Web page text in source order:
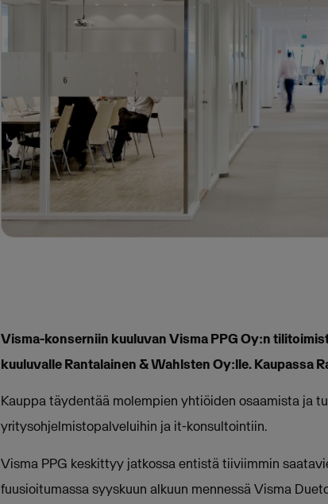
Visma-konserniin kuuluvan Visma PPG Oy:n
kuuluvalle Rantalainen & Wahlsten Oy:lle. Kaupassa
Kauppa täydentää molempien yhtiöiden osaamista ja
yritysohjelmistopalveluihin ja it-konsultointiin.
Visma PPG keskittyy jatkossa entistä tiiviimmin
fuusioitumassa syyskuun alkuun mennessä Visma